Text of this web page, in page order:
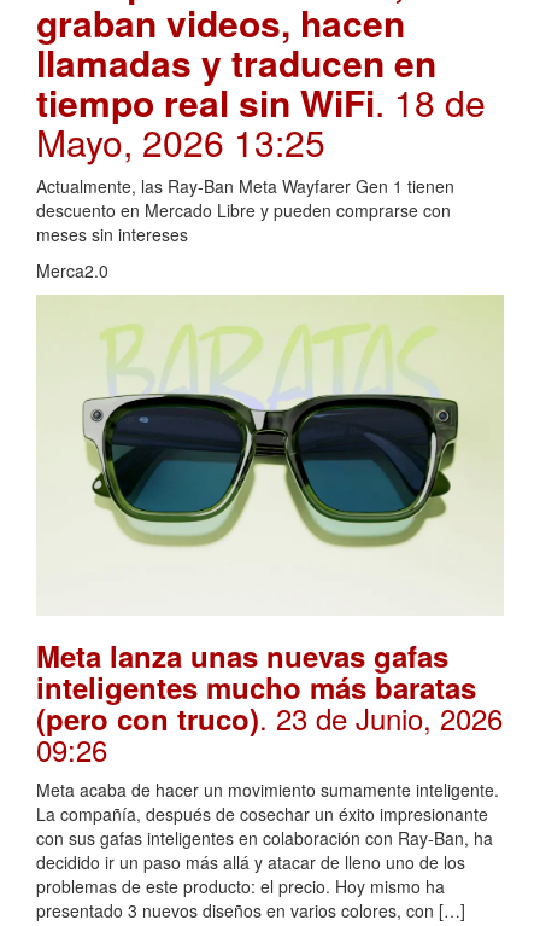
graban videos, hacen
llamadas y traducen en
tiempo real sin WiFi. 18 de
Mayo, 2026 13:25
Actualmente, las Ray-Ban Meta Wayfarer Gen 1 tienen
descuento en Mercado Libre y pueden comprarse con
meses sin intereses
Merca2.0
Meta lanza unas nuevas gafas
inteligentes mucho más baratas
(pero con truco). 23 de Junio, 2026
09:26
Meta acaba de hacer un movimiento sumamente inteligente.
La compañía, después de cosechar un éxito impresionante
con sus gafas inteligentes en colaboración con Ray-Ban, ha
decidido ir un paso más allá y atacar de lleno uno de los
problemas de este producto: el precio. Hoy mismo ha
presentado 3 nuevos diseños en varios colores, con […]